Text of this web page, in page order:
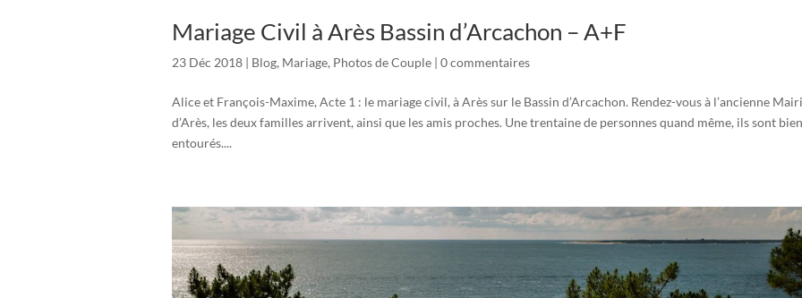
Mariage Civil à Arès Bassin d’Arcachon – A+F
23 Déc 2018 | Blog, Mariage, Photos de Couple | 0 commentaires
Alice et François-Maxime, Acte 1 : le mariage civil, à Arès sur le Bassin d’Arcachon. Rendez-vous à l’ancienne
d’Arès, les deux familles arrivent, ainsi que les amis proches. Une trentaine de personnes quand même, ils sont bien
entourés....